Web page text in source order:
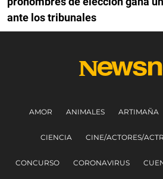
ante los tribunales
AMOR ANIMALES ARTIMAÑA
CIENCIA CINE/ACTORES/
CONCURSO CORONAVIRUS